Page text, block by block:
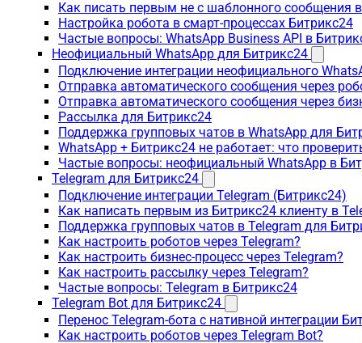
Как писать первым не с шаблонного сообщения
Настройка робота в смарт-процессах Битрикс24
Частые вопросы: WhatsApp Business API в
Неофициальный WhatsApp для Битрикс24
Подключение интеграции неофициального
Отправка автоматического сообщения через
Отправка автоматического сообщения через
Рассылка для Битрикс24
Поддержка групповых чатов в WhatsApp для
WhatsApp + Битрикс24 не работает: что
Частые вопросы: неофициальный WhatsApp в
Telegram для Битрикс24
Подключение интеграции Telegram (Битрикс24)
Как написать первым из Битрикс24 клиенту в
Поддержка групповых чатов в Telegram для
Как настроить роботов через Telegram?
Как настроить бизнес-процесс через Telegram?
Как настроить рассылку через Telegram?
Частые вопросы: Telegram в Битрикс24
Telegram Bot для Битрикс24
Перенос Telegram-бота с нативной интеграции
Как настроить роботов через Telegram Bot?